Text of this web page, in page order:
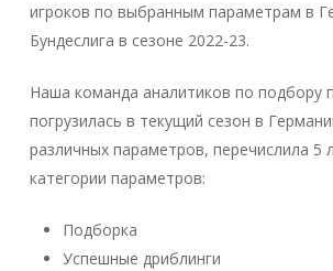
игроков по выбранным параметрам в
Бундеслига в сезоне 2022-23.
Наша команда аналитиков по подбору
погрузилась в текущий сезон в
различных параметров, перечислила 5
категории параметров:
Подборка
Успешные дриблинги